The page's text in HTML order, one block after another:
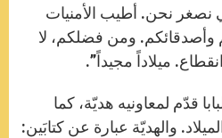
نصغر نحن. أطيب الأمنيات
وأصدقائكم. ومن فضلكم، لا
ميلاداً مجيداً”.
قدّم لمعاونيه هديّة، كما
والهديّة عبارة عن كتابَين: